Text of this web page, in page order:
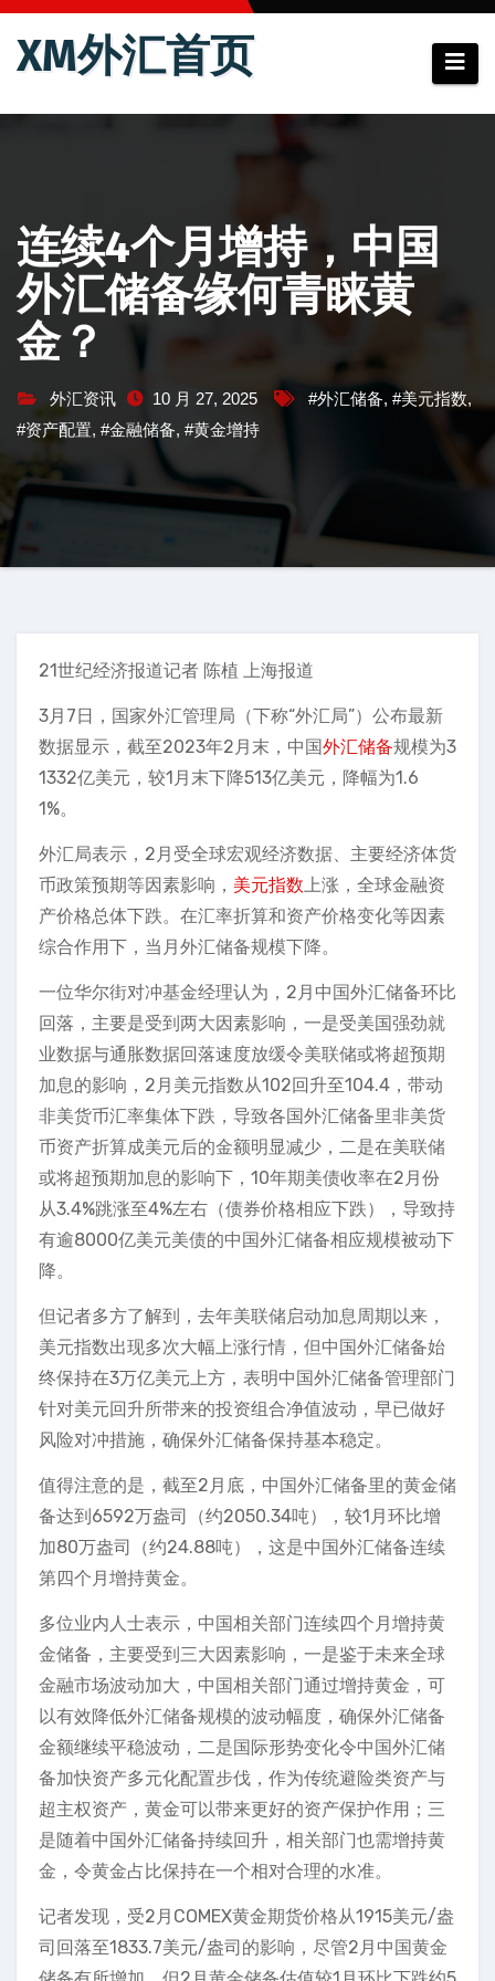
跳
XM外汇首页
连续4个月增持，中国
外汇储备缘何青睐黄
金？
外汇资讯 10 月 27, 2025 #外汇储备, #美元指数,
#资产配置, #金融储备, #黄金增持
21世纪经济报道记者 陈植 上海报道
3月7日，国家外汇管理局（下称“外汇局”）公布最新
数据显示，截至2023年2月末，中国外汇储备规模为3
1332亿美元，较1月末下降513亿美元，降幅为1.6
1%。
外汇局表示，2月受全球宏观经济数据、主要经济体货
币政策预期等因素影响， 美元指数上涨，全球金融资
产价格总体下跌。在汇率折算和资产价格变化等因素
综合作用下，当月外汇储备规模下降。
一位华尔街对冲基金经理认为，2月中国外汇储备环比
回落，主要是受到两大因素影响，一是受美国强劲就
业数据与通胀数据回落速度放缓令美联储或将超预期
加息的影响，2月美元指数从102回升至104.4，带动
非美货币汇率集体下跌，导致各国外汇储备里非美货
币资产折算成美元后的金额明显减少，二是在美联储
或将超预期加息的影响下，10年期美债收率在2月份
从3.4%跳涨至4%左右（债券价格相应下跌），导致持
有逾8000亿美元美债的中国外汇储备相应规模被动下
降。
但记者多方了解到，去年美联储启动加息周期以来，
美元指数出现多次大幅上涨行情，但中国外汇储备始
终保持在3万亿美元上方，表明中国外汇储备管理部门
针对美元回升所带来的投资组合净值波动，早已做好
风险对冲措施，确保外汇储备保持基本稳定。
值得注意的是，截至2月底，中国外汇储备里的黄金储
备达到6592万盎司（约2050.34吨），较1月环比增
加80万盎司（约24.88吨），这是中国外汇储备连续
第四个月增持黄金。
多位业内人士表示，中国相关部门连续四个月增持黄
金储备，主要受到三大因素影响，一是鉴于未来全球
金融市场波动加大，中国相关部门通过增持黄金，可
以有效降低外汇储备规模的波动幅度，确保外汇储备
金额继续平稳波动，二是国际形势变化令中国外汇储
备加快资产多元化配置步伐，作为传统避险类资产与
超主权资产，黄金可以带来更好的资产保护作用；三
是随着中国外汇储备持续回升，相关部门也需增持黄
金，令黄金占比保持在一个相对合理的水准。
记者发现，受2月COMEX黄金期货价格从1915美元/盎
司回落至1833.7美元/盎司的影响，尽管2月中国黄金